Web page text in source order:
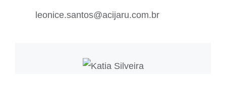
leonice.santos@acijaru.com.br